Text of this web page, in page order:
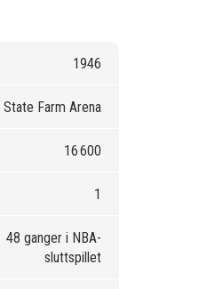
1946
State Farm Arena
16 600
1
48 ganger i NBA-
sluttspillet